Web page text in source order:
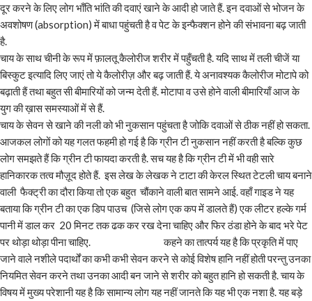
दूर करने के लिए लोग भाँति भांति की दवाएं खाने के आदी हो जाते हैं. इन दवाओं से भोजन के
अवशोषण (absorption) में बाधा पहुंचती है व पेट के इन्फैक्शन होने की संभावना बढ़ जाती
है.
चाय के साथ चीनी के रूप में फ़ालतू कैलोरीज शरीर में पहुँचती है. यदि साथ में तली चीजें या
बिस्कुट इत्यादि लिए जाएं तो ये कैलोरीज़ और बढ़ जाती हैं. ये अनावश्यक कैलोरीज मोटापे को
बढ़ाती हैं तथा बहुत सी बीमारियों को जन्म देती हैं. मोटापा व उसे होने वाली बीमारियाँ आज के
युग की ख़ास समस्याओं में से हैं.
चाय के सेवन से खाने की नली को भी नुकसान पहुंचता है जोकि दवाओं से ठीक नहीं हो सकता.
आजकल लोगों को यह गलत फहमी हो गई है कि ग्रीन टी नुकसान नहीं करती है बल्कि कुछ
लोग समझते हैं कि ग्रीन टी फायदा करती है. सच यह है कि ग्रीन टी में भी वही सारे
हानिकारक तत्व मौज़ूद होते हैं. इस लेख के लेखक ने टाटा की केरल स्थित टेटली चाय बनाने
वाली फैक्ट्री का दौरा किया तो एक बहुत चौंकाने वाली बात सामने आई. वहाँ गाइड ने यह
बताया कि ग्रीन टी का एक डिप पाउच (जिसे लोग एक कप में डालते हैं) एक लीटर हल्के गर्म
पानी में डाल कर 20 मिनट तक ढक कर रख देना चाहिए और फिर ठंडा होने के बाद भरे पेट
पर थोड़ा थोड़ा पीना चाहिए. कहने का तात्पर्य यह है कि प्रकृति में पाए
जाने वाले नशीले पदार्थों का कभी कभी सेवन करने से कोई विशेष हानि नहीं होती परन्तु उनका
नियमित सेवन करने तथा उनका आदी बन जाने से शरीर को बहुत हानि हो सकती है. चाय के
विषय में मुख्य परेशानी यह है कि सामान्य लोग यह नहीं जानते कि यह भी एक नशा है. यह बड़े